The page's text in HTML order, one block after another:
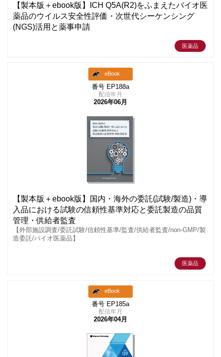
【製本版＋ebook版】ICH Q5A(R2)をふまえたバイオ医
薬品のウイルス安全性評価・次世代シーケンシング
(NGS)活用と薬事申請
医薬品
eBook
番号 EP188a
配信年月
2026年06月
【製本版＋ebook版】国内・海外の委託(試験/製造)・導
入品における試験の信頼性基準対応と委託製造の品質
管理・供給者監査
【外部施設調査/委託試験/信頼性基準/監査/供給者監査/non-GMP/製
造委託/バイオ医薬品】
医薬品
eBook
番号 EP185a
配信年月
2026年04月